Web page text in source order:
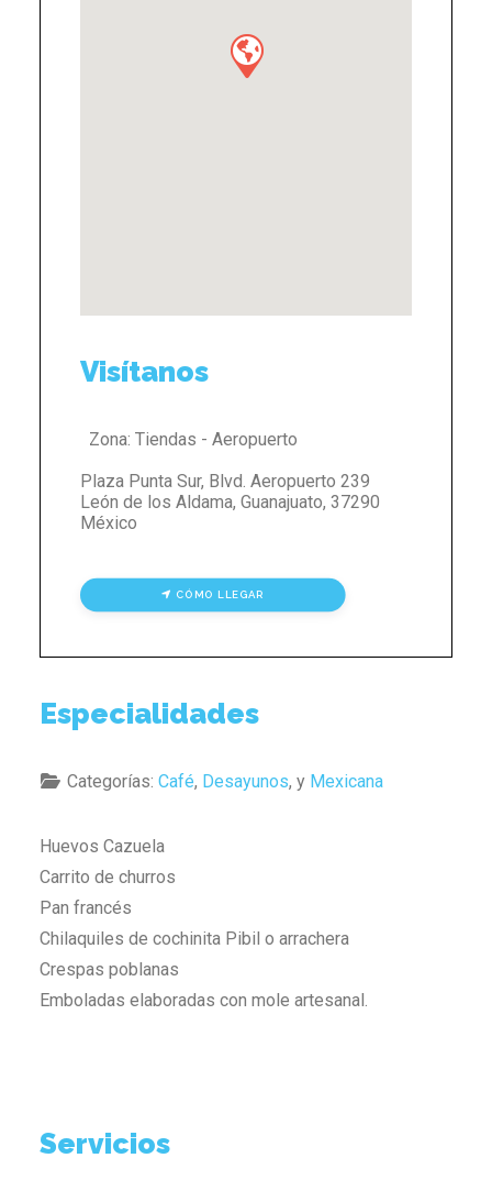
Visítanos
Zona: Tiendas - Aeropuerto
Plaza Punta Sur, Blvd. Aeropuerto 239
León de los Aldama, Guanajuato, 37290
México
CÓMO LLEGAR
Especialidades
Categorías: Café, Desayunos, y Mexicana
Huevos Cazuela
Carrito de churros
Pan francés
Chilaquiles de cochinita Pibil o arrachera
Crespas poblanas
Emboladas elaboradas con mole artesanal.
Servicios